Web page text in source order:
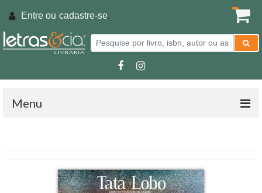
Entre ou cadastre-se.
Menu